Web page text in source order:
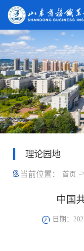
理论园地
当前位置： 首页 -
中国
日期：